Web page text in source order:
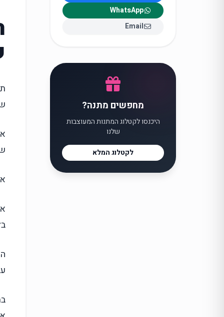
WhatsApp
Email
מחפשים מתנה?
היכנסו לקטלוג המתנות המעוצבות
שלנו
לקטלוג המלא